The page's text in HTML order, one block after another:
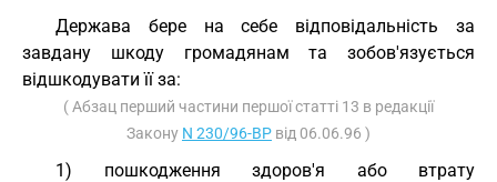
Держава бере на себе відповідальність за
завдану шкоду громадянам та зобов'язується
відшкодувати її за:
( Абзац перший частини першої статті 13 в редакції
Закону N 230/96-ВР від 06.06.96 )
1) пошкодження здоров'я або втрату